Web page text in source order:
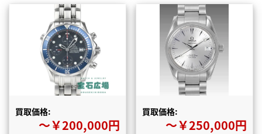
買取価格:
〜￥200,000円
買取価格:
〜￥250,000円